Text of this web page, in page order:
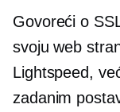
Govoreći o
svoju web
Lightspeed,
zadanim